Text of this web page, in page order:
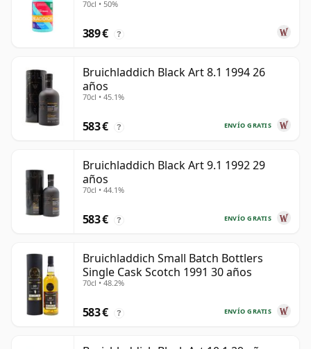
70cl • 50%
389 € ?
Bruichladdich Black Art 8.1 1994 26
años
70cl • 45.1%
ENVÍO GRATIS
583 € ?
Bruichladdich Black Art 9.1 1992 29
años
70cl • 44.1%
ENVÍO GRATIS
583 € ?
Bruichladdich Small Batch Bottlers
Single Cask Scotch 1991 30 años
70cl • 48.2%
ENVÍO GRATIS
583 € ?